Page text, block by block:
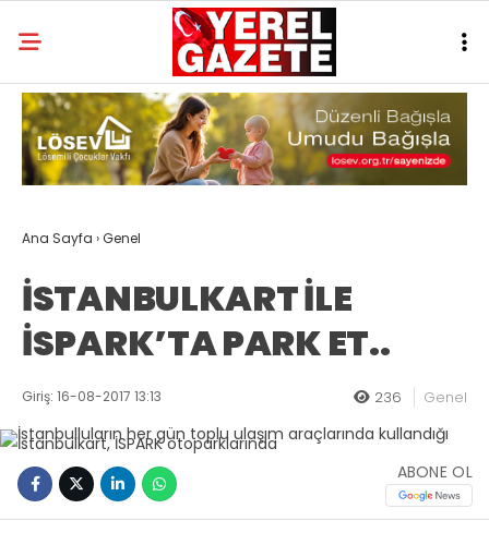
Ana Sayfa ›Genel
İSTANBULKART İLE
İSPARK’TA PARK ET..
Giriş: 16-08-2017 13:13 236 Genel
ABONE OL